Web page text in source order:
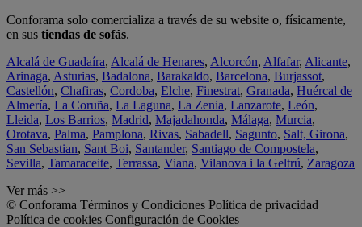
Conforama solo comercializa a través de su website o, físicamente,
en sus tiendas de sofás.
Alcalá de Guadaíra, Alcalá de Henares, Alcorcón, Alfafar, Alicante,
Arinaga, Asturias, Badalona, Barakaldo, Barcelona, Burjassot,
Castellón, Chafiras, Cordoba, Elche, Finestrat, Granada, Huércal de
Almería, La Coruña, La Laguna, La Zenia, Lanzarote, León,
Lleida, Los Barrios, Madrid, Majadahonda, Málaga, Murcia,
Orotava, Palma, Pamplona, Rivas, Sabadell, Sagunto, Salt, Girona,
San Sebastian, Sant Boi, Santander, Santiago de Compostela,
Sevilla, Tamaraceite, Terrassa, Viana, Vilanova i la Geltrú, Zaragoza
Ver más >>
© Conforama Términos y Condiciones Política de privacidad
Política de cookies Configuración de Cookies